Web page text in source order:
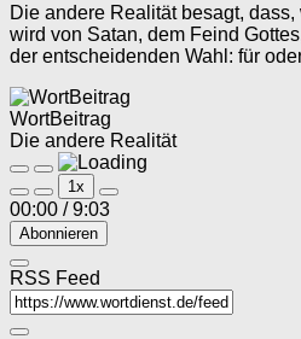
Die andere Realität besagt,
wird von Satan, dem Feind
der entscheidenden Wahl: für
WortBeitrag
Die andere Realität
Play
Episode
Pause
Episode
1x
00:00 / 9:03
Abonnieren
RSS Feed